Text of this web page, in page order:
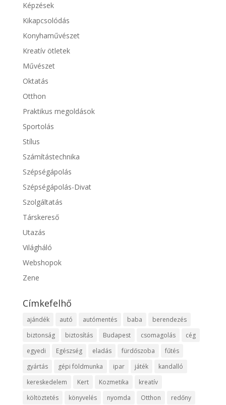
Képzések
Kikapcsolódás
Konyhaművészet
Kreatív ötletek
Művészet
Oktatás
Otthon
Praktikus megoldások
Sportolás
Stílus
Számítástechnika
Szépségápolás
Szépségápolás-Divat
Szolgáltatás
Társkereső
Utazás
Világháló
Webshopok
Zene
Címkefelhő
ajándék autó autómentés baba
berendezés
biztonság
biztosítás Budapest csomagolás
cég
egyedi
Egészség eladás fürdőszoba
fűtés
gyártás
gépi földmunka ipar játék
kandalló
kereskedelem
Kert Kozmetika
kreatív
költöztetés
könyvelés nyomda Otthon redőny